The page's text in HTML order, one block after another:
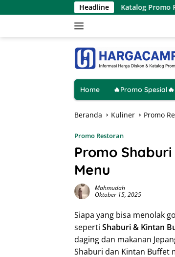
ke
Headline
Katalog Promo PSM Alfamart
Home 🔥Promo Spesial🔥
Beranda Kuliner Promo
Promo Restoran
Promo
Menu
Mahmudah
Oktober 15, 2025
Siapa yang bisa menolak
seperti Shaburi & Kintan
daging dan makanan
Shaburi dan Kintan Buffet